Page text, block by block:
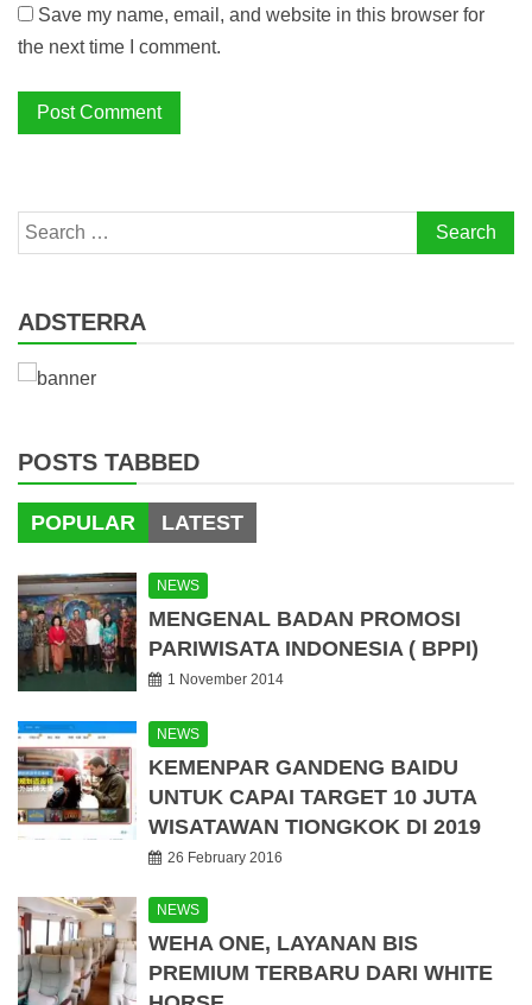
Save my name, email, and website in this browser for
the next time I comment.
Search
for:
ADSTERRA
POSTS TABBED
POPULAR LATEST
NEWS
MENGENAL BADAN PROMOSI
PARIWISATA INDONESIA ( BPPI)
1 November 2014
NEWS
KEMENPAR GANDENG BAIDU
UNTUK CAPAI TARGET 10 JUTA
WISATAWAN TIONGKOK DI 2019
26 February 2016
NEWS
WEHA ONE, LAYANAN BIS
PREMIUM TERBARU DARI WHITE